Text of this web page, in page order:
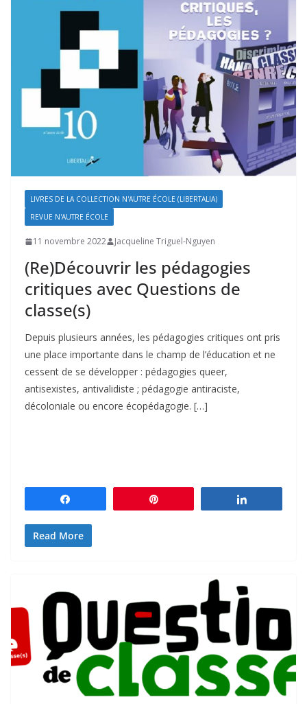
LIVRES DE LA COLLECTION N'AUTRE ÉCOLE (LIBERTALIA)
REVUE N'AUTRE ÉCOLE
11 novembre 2022 Jacqueline Triguel-Nguyen
(Re)Découvrir les pédagogies
critiques avec Questions de
classe(s)
Depuis plusieurs années, les pédagogies critiques ont pris
une place importante dans le champ de l’éducation et ne
cessent de se développer : pédagogies queer,
antisexistes, antivalidiste ; pédagogie antiraciste,
décoloniale ou encore écopédagogie. […]
Read More